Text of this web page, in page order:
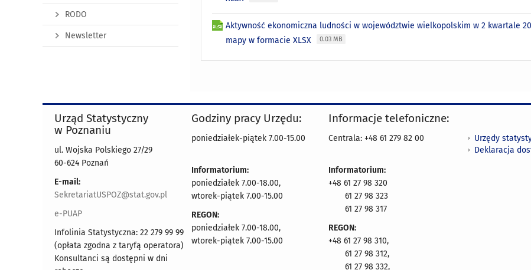
Aktywność ekonomiczna ludności w województwie wielkopolskim w 2 kwartale
mapy w formacie XLSX
0.03 MB
RODO
Newsletter
Urząd Statystyczny
w Poznaniu
ul. Wojska Polskiego 27/29
60-624 Poznań
E-mail:
SekretariatUSPOZ@stat.gov.pl
e-PUAP
Infolinia Statystyczna: 22 279 99 99
(opłata zgodna z taryfą operatora)
Konsultanci są dostępni w dni
Godziny pracy Urzędu:
poniedziałek-piątek 7.00-15.00
Informatorium:
poniedziałek 7.00-18.00,
wtorek-piątek 7.00-15.00
REGON:
poniedziałek 7.00-18.00,
wtorek-piątek 7.00-15.00
Informacje telefoniczne:
Centrala: +48 61 279 82 00
Informatorium:
+48 61 27 98 320
61 27 98 323
61 27 98 317
REGON:
+48 61 27 98 310,
61 27 98 312,
61 27 98 332,
Urzędy
Deklaracja